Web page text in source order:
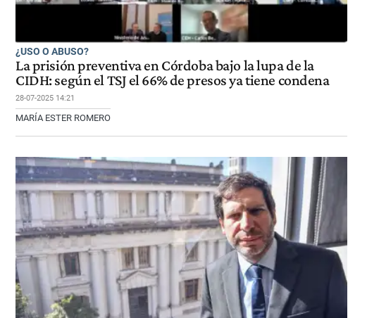
¿USO O ABUSO?
La prisión preventiva en Córdoba bajo la lupa de la
CIDH: según el TSJ el 66% de presos ya tiene condena
28-07-2025 14:21
MARÍA ESTER ROMERO